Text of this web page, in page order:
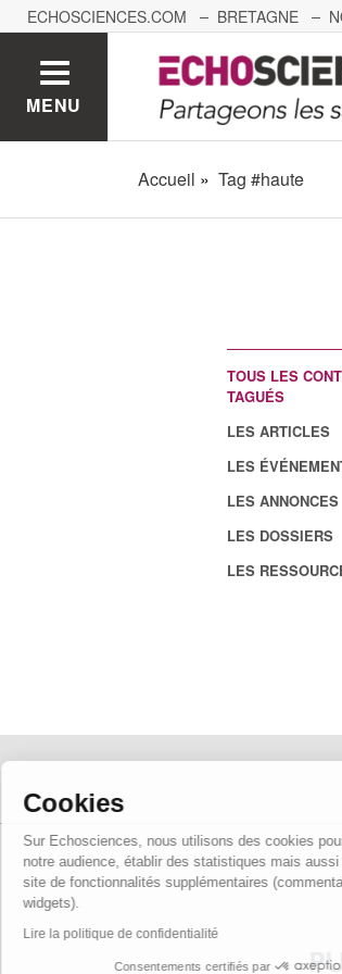
Cookies
Sur Echosciences, nous utilisons des cookies
notre audience, établir des statistiques mais
site de fonctionnalités supplémentaires
widgets).
Lire la politique de confidentialité
Consentements certifiés par
ECHOSCIENCES.COM BRETAGNE
GRENOBLE GRAND EST
MENU
Accueil Tag #haute
TOUS LES
TAGUÉS
LES ARTICLES
LES
LES ANNONCES
LES DOSSIERS
LES